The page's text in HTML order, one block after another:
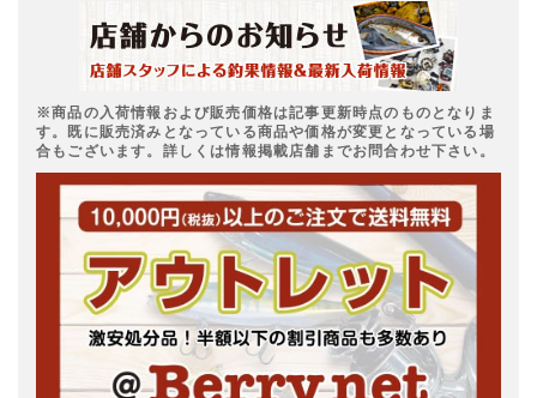
※商品の入荷情報および販売価格は記事更新時点のものとなりま
す。既に販売済みとなっている商品や価格が変更となっている場
合もございます。詳しくは情報掲載店舗までお問合わせ下さい。